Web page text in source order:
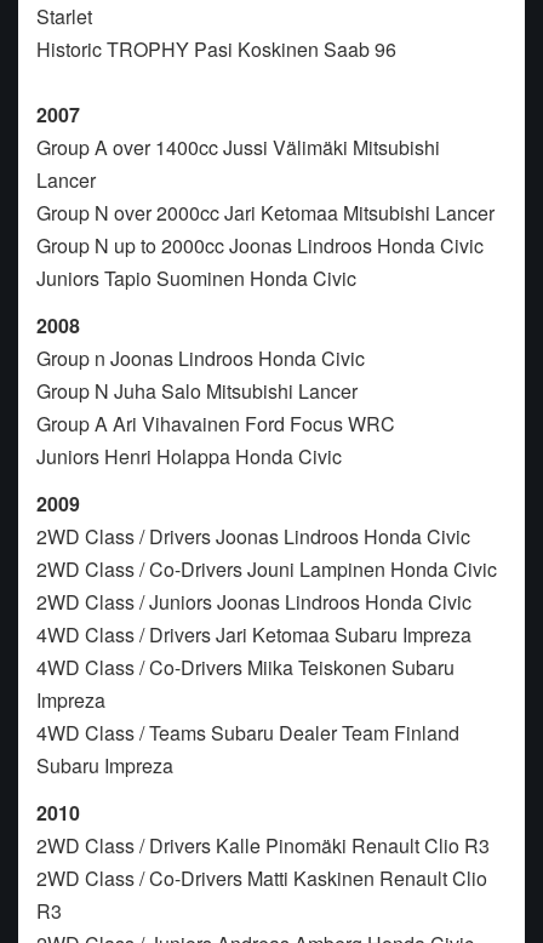
Starlet
Historic TROPHY Pasi Koskinen Saab 96
2007
Group A over 1400cc Jussi Välimäki Mitsubishi
Lancer
Group N over 2000cc Jari Ketomaa Mitsubishi Lancer
Group N up to 2000cc Joonas Lindroos Honda Civic
Juniors Tapio Suominen Honda Civic
2008
Group n Joonas Lindroos Honda Civic
Group N Juha Salo Mitsubishi Lancer
Group A Ari Vihavainen Ford Focus WRC
Juniors Henri Holappa Honda Civic
2009
2WD Class / Drivers Joonas Lindroos Honda Civic
2WD Class / Co-Drivers Jouni Lampinen Honda Civic
2WD Class / Juniors Joonas Lindroos Honda Civic
4WD Class / Drivers Jari Ketomaa Subaru Impreza
4WD Class / Co-Drivers Miika Teiskonen Subaru
Impreza
4WD Class / Teams Subaru Dealer Team Finland
Subaru Impreza
2010
2WD Class / Drivers Kalle Pinomäki Renault Clio R3
2WD Class / Co-Drivers Matti Kaskinen Renault Clio
R3